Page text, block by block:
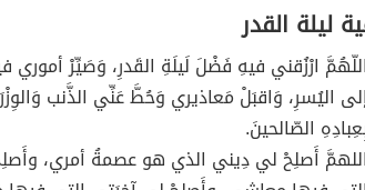
ليلة القدر
اللّهُمَّ ارْزُقني فيهِ فَضْلَ لَيلَةِ القَدرِ، وَصَيِّرْ أموري
اليُسرِ، وَاقبَلْ مَعاذيري وَحُطَّ عَنِّي الذَّنب
الصّالحينَ.
اللهمَّ أَصلِحْ لي دِيني الذي هو عصمةُ أمري،